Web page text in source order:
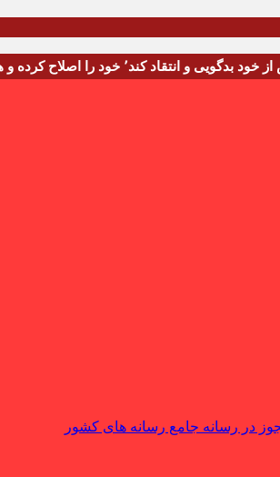
هر کس خودستایی نماید٬ پس به تحقیق خویش را تباه نموده است.
در رسانه جامع رسانه های کشور